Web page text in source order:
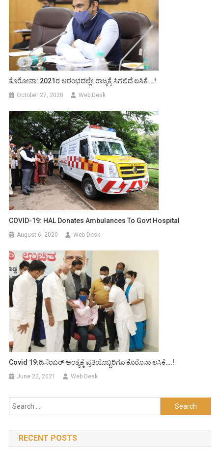
ಕೊರೋನಾ: 2021ರ ಆರಂಭದಲ್ಲೇ ರಾಜ್ಯಕ್ಕೆ ಸಿಗಲಿದೆ ಲಸಿಕೆ….!
October 27, 2020 Web Desk
COVID-19: HAL Donates Ambulances To Govt Hospital
August 6, 2020 Web Desk
Covid 19:ಡಿಸೆಂಬರ್ ಅಂತ್ಯಕ್ಕೆ ಪ್ರತಿಯೊಬ್ಬರಿಗೂ ಕೊರೊನಾ ಲಸಿಕೆ….!
June 22, 2021 Web Desk
Search
for:
RECENT POSTS